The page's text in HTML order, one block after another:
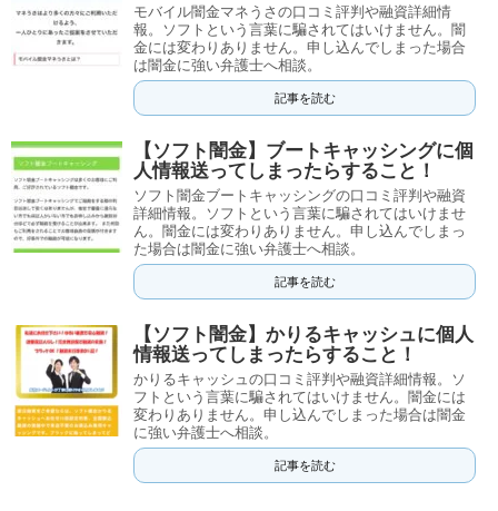
モバイル闇金マネうさの口コミ評判や融資詳細情
報。ソフトという言葉に騙されてはいけません。闇
金には変わりありません。申し込んでしまった場合
は闇金に強い弁護士へ相談。
記事を読む
【ソフト闇金】ブートキャッシングに個
人情報送ってしまったらすること！
ソフト闇金ブートキャッシングの口コミ評判や融資
詳細情報。ソフトという言葉に騙されてはいけませ
ん。闇金には変わりありません。申し込んでしまっ
た場合は闇金に強い弁護士へ相談。
記事を読む
【ソフト闇金】かりるキャッシュに個人
情報送ってしまったらすること！
かりるキャッシュの口コミ評判や融資詳細情報。ソ
フトという言葉に騙されてはいけません。闇金には
変わりありません。申し込んでしまった場合は闇金
に強い弁護士へ相談。
記事を読む